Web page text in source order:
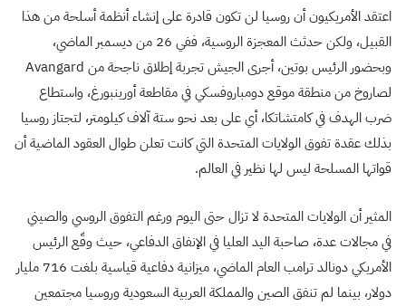
اعتقد الأمريكيون أن روسيا لن تكون قادرة على إنشاء أنظمة أسلحة من هذا
القبيل، ولكن حدثث المعجزة الروسية، ففي 26 من ديسمبر الماضي،
وبحضور الرئيس بوتين، أجرى الجيش تجربة إطلاق ناجحة من Avangard
لصاروخ من منطقة موقع دومباروفسكي في مقاطعة أورينبورغ، واستطاع
ضرب الهدف في كامتشاتكا، أي على بعد نحو ستة آلاف كيلومتر، لتجتاز روسيا
بذلك عقدة تفوق الولايات المتحدة التي كانت تعلن طوال العقود الماضية أن
قواتها المسلحة ليس لها نظير في العالم.
المثير أن الولايات المتحدة لا تزال حتى اليوم ورغم التفوق الروسي والصيني
في مجالات عدة، صاحبة اليد العليا في الإنفاق الدفاعي، حيث وقّع الرئيس
الأمريكي دونالد ترامب العام الماضي، ميزانية دفاعية قياسية بلغت 716 مليار
دولار، بينما لم تنفق الصين والمملكة العربية السعودية وروسيا مجتمعين